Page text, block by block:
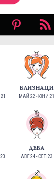
БЛИЗНАЦИ
МАЙ 22 - ЮНИ 21
ДЕВА
АВГ 24 - СЕП 23